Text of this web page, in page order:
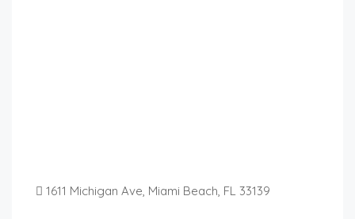
1611 Michigan Ave, Miami Beach, FL 33139